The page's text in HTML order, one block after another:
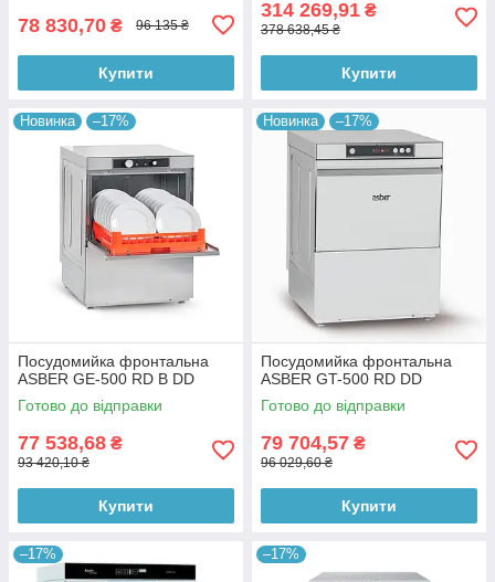
78 830,70 ₴ 96 135 ₴
Купити
314 269,91 ₴
378 638,45 ₴
Купити
Новинка –17%
Посудомийка фронтальна
ASBER GE-500 RD B DD
Готово до відправки
77 538,68 ₴
93 420,10 ₴
Купити
Новинка –17%
Посудомийка фронтальна
ASBER GT-500 RD DD
Готово до відправки
79 704,57 ₴
96 029,60 ₴
Купити
–17% –17%